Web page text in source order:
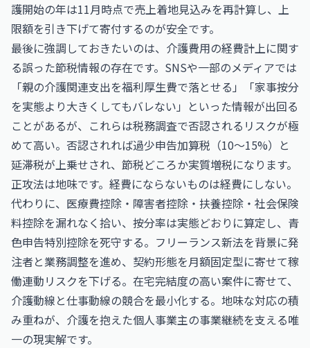
護開始の年は11月時点で売上着地見込みを再計算し、上
限額を引き下げて寄付するのが安全です。
最後に強調しておきたいのは、介護費用の経費計上に関す
る誤った節税情報の存在です。SNSや一部のメディアでは
「親の介護関連支出を福利厚生費で落とせる」「家事按分
を実態より大きくしてもバレない」といった情報が出回る
ことがあるが、これらは税務調査で否認されるリスクが極
めて高い。否認されれば過少申告加算税（10〜15%）と
延滞税が上乗せされ、節税どころか実質増税になります。
正攻法は地味です。経費にならないものは経費にしない。
代わりに、医療費控除・障害者控除・扶養控除・社会保険
料控除を漏れなく拾い、按分率は実態どおりに算定し、青
色申告特別控除を死守する。フリーランス新法を背景に発
注者と業務調整を進め、契約形態を月額固定型に寄せて稼
働連動リスクを下げる。在宅完結度の高い案件に寄せて、
介護動線と仕事動線の競合を最小化する。地味な対応の積
み重ねが、介護を抱えた個人事業主の事業継続を支える唯
一の現実解です。